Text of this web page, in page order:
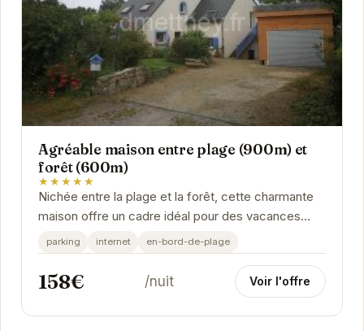
Agréable maison entre plage (900m) et
forêt (600m)
★★★★★
Nichée entre la plage et la forêt, cette charmante
maison offre un cadre idéal pour des vacances
inoubliables. Son emplacement privilégié permet...
parking internet en-bord-de-plage
158€ /nuit Voir l'offre